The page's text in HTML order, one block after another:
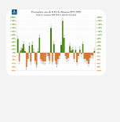
à La Crête, 60 mm à
mm à Bras-Pistolet ;
64 mm au Tremblet, 61